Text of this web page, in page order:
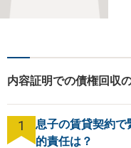
内容証明での債権回収
1
息子の賃貸契約
的責任は？